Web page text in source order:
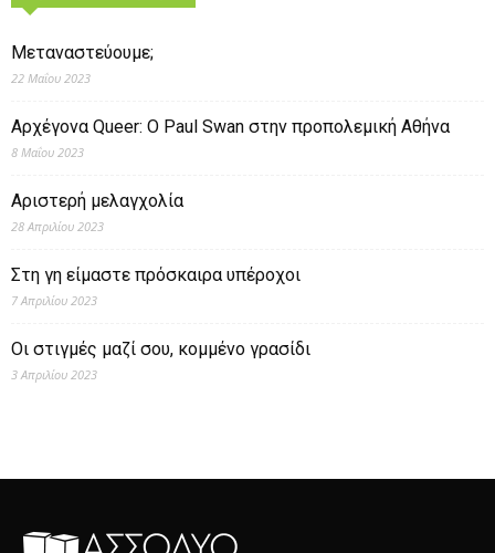
Μεταναστεύουμε;
22 Μαΐου 2023
Αρχέγονα Queer: O Paul Swan στην προπολεμική Αθήνα
8 Μαΐου 2023
Αριστερή μελαγχολία
28 Απριλίου 2023
Στη γη είμαστε πρόσκαιρα υπέροχοι
7 Απριλίου 2023
Οι στιγμές μαζί σου, κομμένο γρασίδι
3 Απριλίου 2023